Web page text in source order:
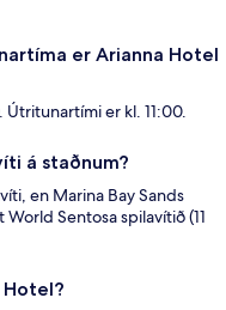
er Arianna Hotel
er kl. 11:00.
á staðnum?
en Marina Bay Sands
Sentosa spilavítið (11